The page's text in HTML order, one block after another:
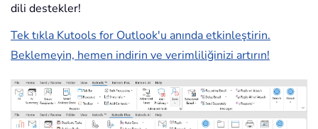
dili destekler!
Tek tıkla Kutools for Outlook'u anında etkinleştirin.
Beklemeyin, hemen indirin ve verimliliğinizi artırın!